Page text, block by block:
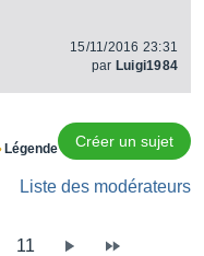
15/11/2016 23:31
par Luigi1984
Créer un sujet
Légende
Liste des modérateurs
11